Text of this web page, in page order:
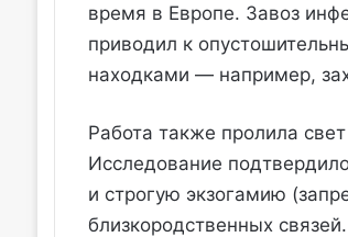
время в Европе. Завоз
приводил к
находками — например,
Работа также пролила
Исследование
и строгую экзогамию
близкородственных